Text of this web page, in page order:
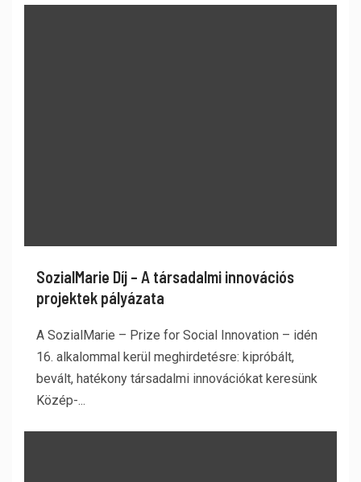
SozialMarie Díj – A társadalmi innovációs
projektek pályázata
A SozialMarie – Prize for Social Innovation – idén
16. alkalommal kerül meghirdetésre: kipróbált,
bevált, hatékony társadalmi innovációkat keresünk
Közép-...